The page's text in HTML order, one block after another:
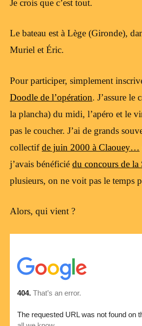
Je crois que c’est tout.
Le bateau est à Lège (Gironde),
Muriel et Éric.
Pour participer, simplement
Doodle de l’opération. J’assure le
la plancha) du midi, l’apéro et le
pas le coucher. J’ai de grands
collectifde juin 2000 à Claouey…
j’avais bénéficié du concours de
plusieurs, on ne voit pas le temps
Alors, qui vient ?